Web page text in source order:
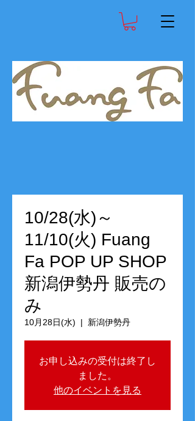
10/28(水)～
11/10(火) Fuang
Fa POP UP SHOP
新潟伊勢丹 販売の
み
10月28日(水)
  |
新潟伊勢丹
お申し込みの受付は終了し
ました。
他のイベントを見る